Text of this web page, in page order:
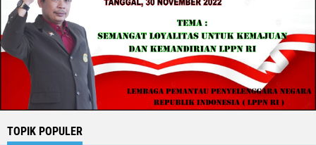
TOPIK POPULER